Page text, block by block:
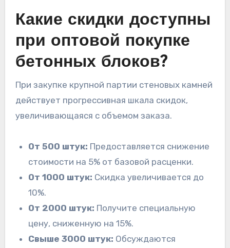
Какие скидки доступны
при оптовой покупке
бетонных блоков?
При закупке крупной партии стеновых камней
действует прогрессивная шкала скидок,
увеличивающаяся с объемом заказа.
От 500 штук: Предоставляется снижение
стоимости на 5% от базовой расценки.
От 1000 штук: Скидка увеличивается до
10%.
От 2000 штук: Получите специальную
цену, сниженную на 15%.
Свыше 3000 штук: Обсуждаются